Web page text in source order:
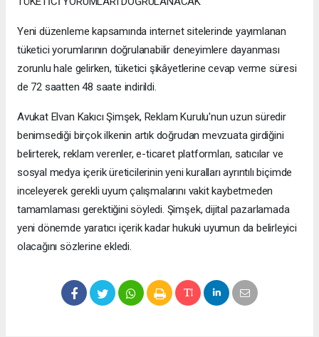
Yeni düzenleme kapsamında internet sitelerinde yayımlanan
tüketici yorumlarının doğrulanabilir deneyimlere dayanması
zorunlu hale gelirken, tüketici şikâyetlerine cevap verme süresi
de 72 saatten 48 saate indirildi.
Avukat Elvan Kakıcı Şimşek, Reklam Kurulu'nun uzun süredir
benimsediği birçok ilkenin artık doğrudan mevzuata girdiğini
belirterek, reklam verenler, e-ticaret platformları, satıcılar ve
sosyal medya içerik üreticilerinin yeni kuralları ayrıntılı biçimde
inceleyerek gerekli uyum çalışmalarını vakit kaybetmeden
tamamlaması gerektiğini söyledi. Şimşek, dijital pazarlamada
yeni dönemde yaratıcı içerik kadar hukuki uyumun da belirleyici
olacağını sözlerine ekledi.